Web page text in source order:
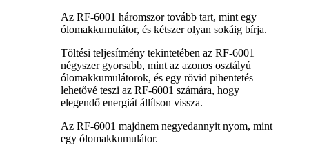
Az RF-6001 háromszor tovább tart, mint egy
ólomakkumulátor, és kétszer olyan sokáig bírja.
Töltési teljesítmény tekintetében az RF-6001
négyszer gyorsabb, mint az azonos osztályú
ólomakkumulátorok, és egy rövid pihentetés
lehetővé teszi az RF-6001 számára, hogy
elegendő energiát állítson vissza.
Az RF-6001 majdnem negyedannyit nyom, mint
egy ólomakkumulátor.